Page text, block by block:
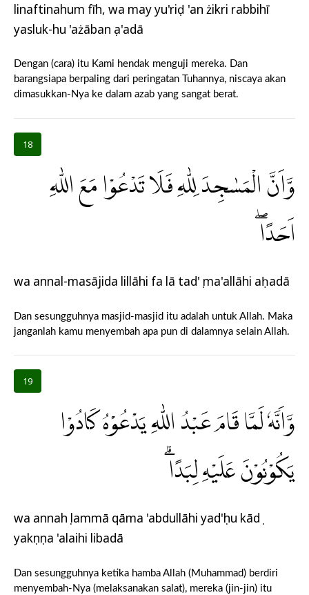
linaftinahum fīh, wa may yu'riḍ 'an żikri rabbihī
yasluk-hu 'ażāban ṣa'adā
Dengan (cara) itu Kami hendak menguji mereka. Dan
barangsiapa berpaling dari peringatan Tuhannya, niscaya akan
dimasukkan-Nya ke dalam azab yang sangat berat.
18
وَّاَنَّ الْمَسٰجِدَ لِلّٰهِ فَلَا تَدْعُوْا مَعَ اللّٰهِ
اَحَدًاۖ
wa annal-masājida lillāhi fa lā tad'ụ ma'allāhi aḥadā
Dan sesungguhnya masjid-masjid itu adalah untuk Allah. Maka
janganlah kamu menyembah apa pun di dalamnya selain Allah.
19
وَّاَنَّهٗ لَمَّا قَامَ عَبْدُ اللّٰهِ يَدْعُوْهُ كَادُوْا
يَكُوْنُوْنَ عَلَيْهِ لِبَدًاۗ
wa annahụ lammā qāma 'abdullāhi yad'ụhu kādụ
yakụnụna 'alaihi libadā
Dan sesungguhnya ketika hamba Allah (Muhammad) berdiri
menyembah-Nya (melaksanakan salat), mereka (jin-jin) itu